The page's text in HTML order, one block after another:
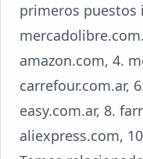
primeros puestos
amazon.com, 4.
carrefour.com.ar,
easy.com.ar, 8.
aliexpress.com,